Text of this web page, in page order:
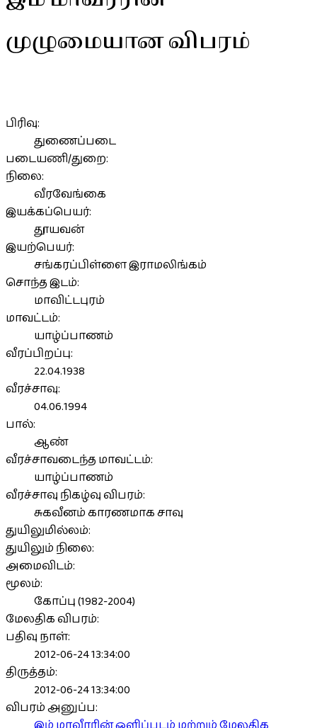
முழுமையான விபரம்
பிரிவு:
துணைப்படை
படையணி/துறை:
நிலை:
வீரவேங்கை
இயக்கப்பெயர்:
தூயவன்
இயற்பெயர்:
சங்கரப்பிள்ளை இராமலிங்கம்
சொந்த இடம்:
மாவிட்டபுரம்
மாவட்டம்:
யாழ்ப்பாணம்
வீரப்பிறப்பு:
22.04.1938
வீரச்சாவு:
04.06.1994
பால்:
ஆண்
வீரச்சாவடைந்த மாவட்டம்:
யாழ்ப்பாணம்
வீரச்சாவு நிகழ்வு விபரம்:
சுகவீனம் காரணமாக சாவு
துயிலுமில்லம்:
துயிலும் நிலை:
அமைவிடம்:
மூலம்:
கோப்பு (1982-2004)
மேலதிக விபரம்:
பதிவு நாள்:
2012-06-24 13:34:00
திருத்தம்:
2012-06-24 13:34:00
விபரம் அனுப்ப: